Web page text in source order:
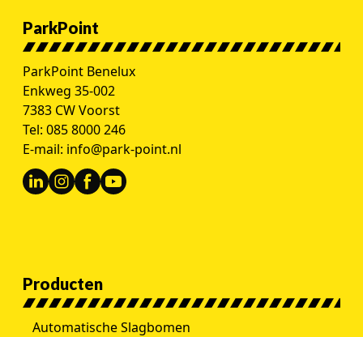
ParkPoint
ParkPoint Benelux
Enkweg 35-002
7383 CW Voorst
Tel: 085 8000 246
E-mail: info@park-point.nl
Producten
Automatische Slagbomen